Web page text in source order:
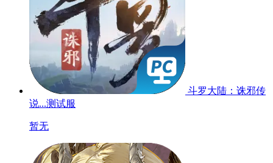
斗罗大陆：诛邪传
说...测试服
暂无